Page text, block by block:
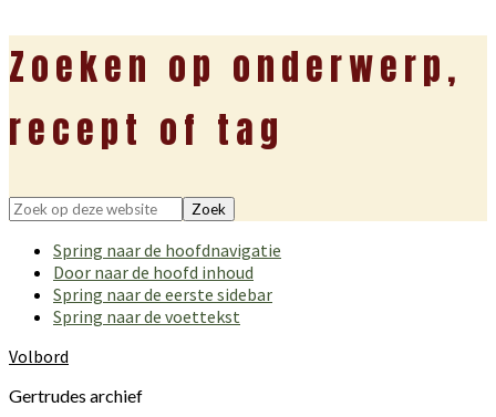
Zoeken op onderwerp,
recept of tag
Zoek
deze
website
Spring naar de hoofdnavigatie
Door naar de hoofd inhoud
Spring naar de eerste sidebar
Spring naar de voettekst
Volbord
Gertrudes archief